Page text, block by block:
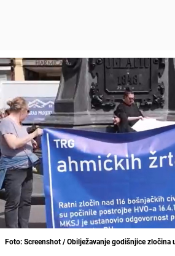
Foto: Screenshot / Obilježavanje godišnjice zločina